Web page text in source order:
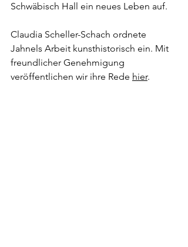
Schwäbisch Hall ein neues Leben auf.
Claudia Scheller-Schach ordnete
Jahnels Arbeit kunsthistorisch ein. Mit
freundlicher Genehmigung
veröffentlichen wir ihre Rede hier.